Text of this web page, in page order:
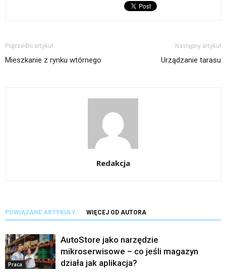
Poprzedni artykuł
Mieszkanie z rynku wtórnego
Następny artykuł
Urządzanie tarasu
Redakcja
POWIĄZANE ARTYKUŁY WIĘCEJ OD AUTORA
Praca
AutoStore jako narzędzie
mikroserwisowe – co jeśli magazyn
działa jak aplikacja?